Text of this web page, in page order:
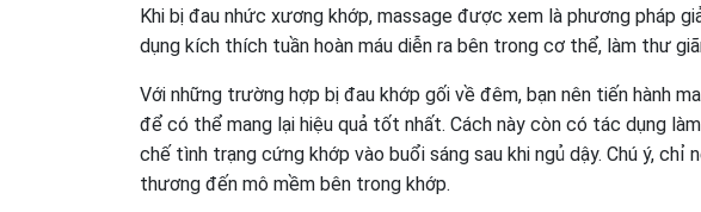
Khi bị đau nhức xương khớp, massage được xem là phương pháp
dụng kích thích tuần hoàn máu diễn ra bên trong cơ thể, làm thư
Với những trường hợp bị đau khớp gối về đêm, bạn nên tiến hành
để có thể mang lại hiệu quả tốt nhất. Cách này còn có tác dụng
chế tình trạng cứng khớp vào buổi sáng sau khi ngủ dậy. Chú ý,
thương đến mô mềm bên trong khớp.